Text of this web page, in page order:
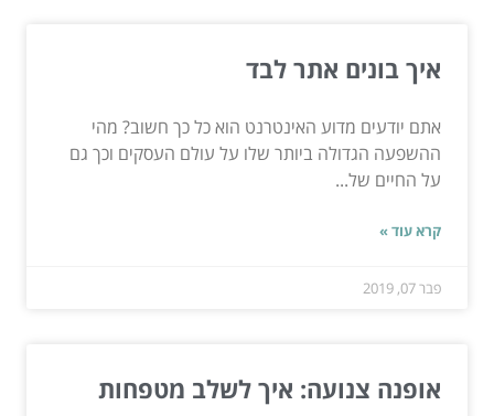
איך בונים אתר לבד
אתם יודעים מדוע האינטרנט הוא כל כך חשוב? מהי
ההשפעה הגדולה ביותר שלו על עולם העסקים וכך גם
על החיים של...
קרא עוד »
פבר 07, 2019
אופנה צנועה: איך לשלב מטפחות